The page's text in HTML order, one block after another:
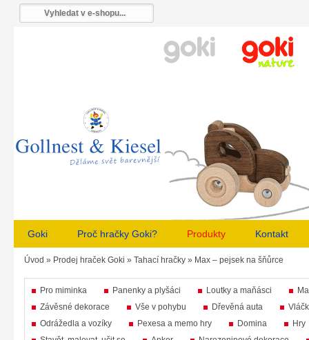
Goki Proč hračky Goki? Produkty Kontakt
Úvod » Prodej hraček Goki » Tahací hračky » Max – pejsek na šňůrce
Pro miminka Panenky a plyšáci Loutky a maňásci
Závěsné dekorace
Vše v pohybu Dřevěná auta
Odrážedla a vozíky
Pexesa a memo hry Domina
Hry